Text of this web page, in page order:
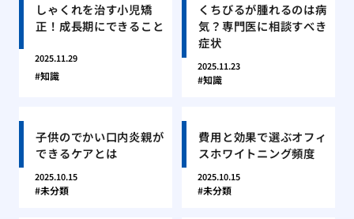
しゃくれを治す小児矯
正！成長期にできること
2025.11.29
知識
くちびるが腫れるのは病
気？専門医に相談すべき
症状
2025.11.23
知識
子供のでかい口内炎親が
できるケアとは
2025.10.15
未分類
費用と効果で選ぶオフィ
スホワイトニング頻度
2025.10.15
未分類